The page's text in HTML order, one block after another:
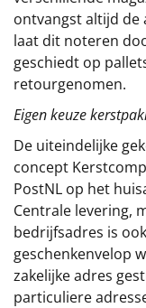
ontvangst altijd de
laat dit noteren
geschiedt op
retourgenomen.
Eigen keuze
De uiteindelijke
concept
PostNL op het
Centrale levering,
bedrijfsadres is
geschenkenvelop
zakelijke adres
particuliere